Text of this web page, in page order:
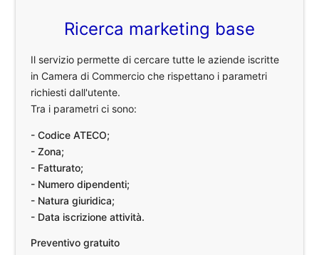
Ricerca marketing base
Il servizio permette di cercare tutte le aziende iscritte
in Camera di Commercio che rispettano i parametri
richiesti dall'utente.
Tra i parametri ci sono:
- Codice ATECO;
- Zona;
- Fatturato;
- Numero dipendenti;
- Natura giuridica;
- Data iscrizione attività.
Preventivo gratuito